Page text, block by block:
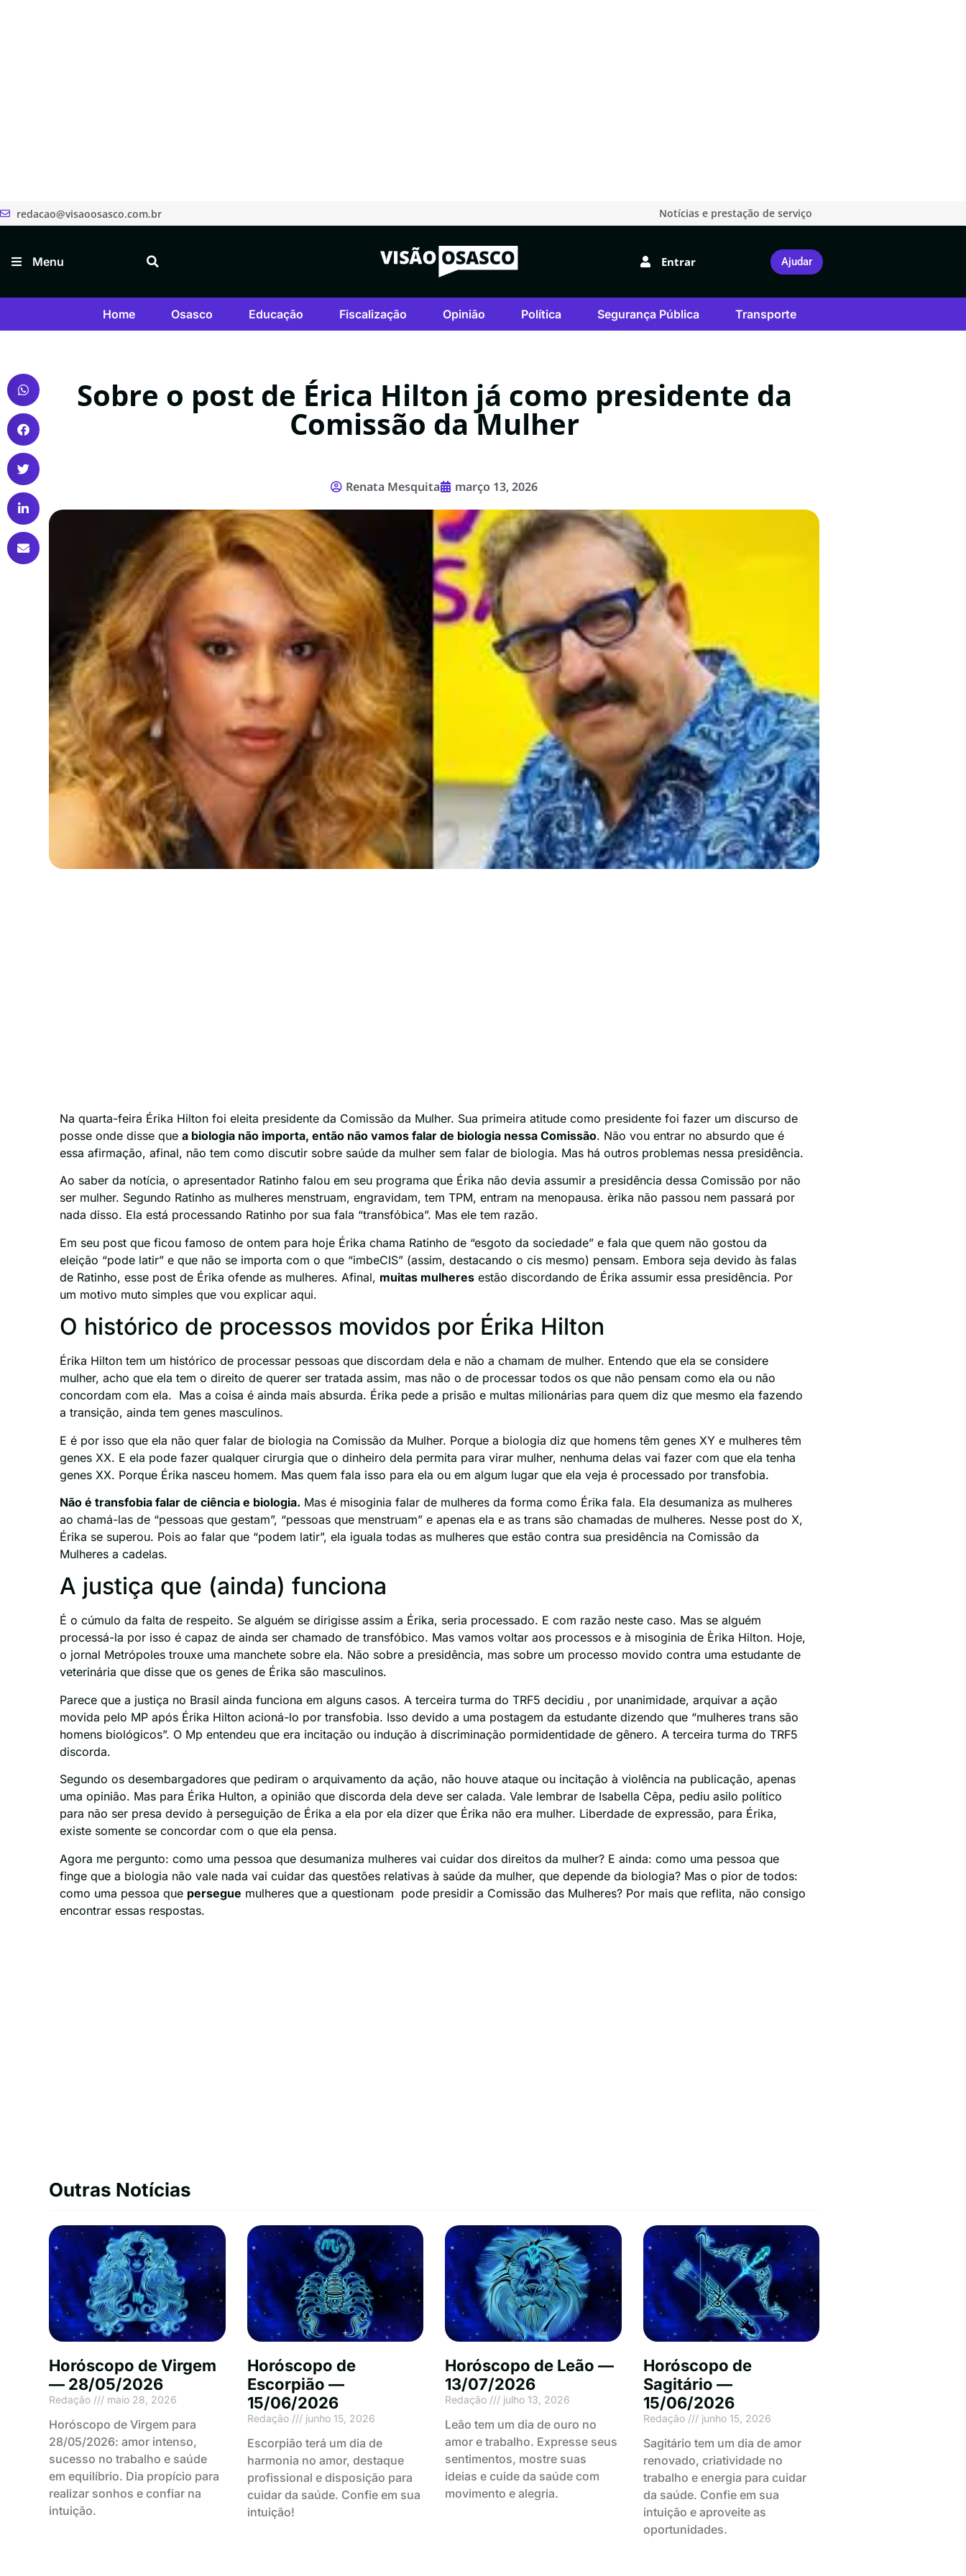
redacao@visaoosasco.com.br Notícias e prestação de serviço
Menu Entrar Ajudar
Home Osasco Educação Fiscalização Opinião Política Segurança Pública Transporte
Sobre o post de Érica Hilton já como presidente da
Comissão da Mulher
Renata Mesquita março 13, 2026
Na quarta-feira Érika Hilton foi eleita presidente da Comissão da Mulher. Sua primeira atitude como presidente foi fazer um discurso de
posse onde disse quea biologia não importa, então não vamos falar de biologia nessa Comissão. Não vou entrar no absurdo que é
essa afirmação, afinal, não tem como discutir sobre saúde da mulher sem falar de biologia. Mas há outros problemas nessa presidência.
Ao saber da notícia, o apresentador Ratinho falou em seu programa que Érika não devia assumir a presidência dessa Comissão por não
ser mulher. Segundo Ratinho as mulheres menstruam, engravidam, tem TPM, entram na menopausa. èrika não passou nem passará por
nada disso. Ela está processando Ratinho por sua fala “transfóbica”. Mas ele tem razão.
Em seu post que ficou famoso de ontem para hoje Érika chama Ratinho de “esgoto da sociedade” e fala que quem não gostou da
eleição “pode latir” e que não se importa com o que “imbeCIS” (assim, destacando o cis mesmo) pensam. Embora seja devido às falas
de Ratinho, esse post de Érika ofende as mulheres. Afinal, muitas mulheres estão discordando de Érika assumir essa presidência. Por
um motivo muto simples que vou explicar aqui.
O histórico de processos movidos por Érika Hilton
Érika Hilton tem um histórico de processar pessoas que discordam dela e não a chamam de mulher. Entendo que ela se considere
mulher, acho que ela tem o direito de querer ser tratada assim, mas não o de processar todos os que não pensam como ela ou não
concordam com ela. Mas a coisa é ainda mais absurda. Érika pede a prisão e multas milionárias para quem diz que mesmo ela fazendo
a transição, ainda tem genes masculinos.
E é por isso que ela não quer falar de biologia na Comissão da Mulher. Porque a biologia diz que homens têm genes XY e mulheres têm
genes XX. E ela pode fazer qualquer cirurgia que o dinheiro dela permita para virar mulher, nenhuma delas vai fazer com que ela tenha
genes XX. Porque Érika nasceu homem. Mas quem fala isso para ela ou em algum lugar que ela veja é processado por transfobia.
Não é transfobia falar de ciência e biologia. Mas é misoginia falar de mulheres da forma como Érika fala. Ela desumaniza as mulheres
ao chamá-las de “pessoas que gestam”, “pessoas que menstruam” e apenas ela e as trans são chamadas de mulheres. Nesse post do X,
Érika se superou. Pois ao falar que “podem latir”, ela iguala todas as mulheres que estão contra sua presidência na Comissão da
Mulheres a cadelas.
A justiça que (ainda) funciona
É o cúmulo da falta de respeito. Se alguém se dirigisse assim a Érika, seria processado. E com razão neste caso. Mas se alguém
processá-la por isso é capaz de ainda ser chamado de transfóbico. Mas vamos voltar aos processos e à misoginia de Èrika Hilton. Hoje,
o jornal Metrópoles trouxe uma manchete sobre ela. Não sobre a presidência, mas sobre um processo movido contra uma estudante de
veterinária que disse que os genes de Érika são masculinos.
Parece que a justiça no Brasil ainda funciona em alguns casos. A terceira turma do TRF5 decidiu , por unanimidade, arquivar a ação
movida pelo MP após Érika Hilton acioná-lo por transfobia. Isso devido a uma postagem da estudante dizendo que “mulheres trans são
homens biológicos”. O Mp entendeu que era incitação ou indução à discriminação pormidentidade de gênero. A terceira turma do TRF5
discorda.
Segundo os desembargadores que pediram o arquivamento da ação, não houve ataque ou incitação à violência na publicação, apenas
uma opinião. Mas para Érika Hulton, a opinião que discorda dela deve ser calada. Vale lembrar de Isabella Cêpa, pediu asilo político
para não ser presa devido à perseguição de Érika a ela por ela dizer que Érika não era mulher. Liberdade de expressão, para Érika,
existe somente se concordar com o que ela pensa.
Agora me pergunto: como uma pessoa que desumaniza mulheres vai cuidar dos direitos da mulher? E ainda: como uma pessoa que
finge que a biologia não vale nada vai cuidar das questões relativas à saúde da mulher, que depende da biologia? Mas o pior de todos:
como uma pessoa que persegue mulheres que a questionam pode presidir a Comissão das Mulheres? Por mais que reflita, não consigo
encontrar essas respostas.
Outras Notícias
Horóscopo de Virgem
— 28/05/2026
Redação maio 28, 2026
Horóscopo de Virgem para
28/05/2026: amor intenso,
sucesso no trabalho e saúde
em equilíbrio. Dia propício para
realizar sonhos e confiar na
intuição.
Horóscopo de
Escorpião —
15/06/2026
Redação junho 15, 2026
Escorpião terá um dia de
harmonia no amor, destaque
profissional e disposição para
cuidar da saúde. Confie em sua
intuição!
Horóscopo de Leão —
13/07/2026
Redação julho 13, 2026
Leão tem um dia de ouro no
amor e trabalho. Expresse seus
sentimentos, mostre suas
ideias e cuide da saúde com
movimento e alegria.
Horóscopo de
Sagitário —
15/06/2026
Redação junho 15, 2026
Sagitário tem um dia de amor
renovado, criatividade no
trabalho e energia para cuidar
da saúde. Confie em sua
intuição e aproveite as
oportunidades.